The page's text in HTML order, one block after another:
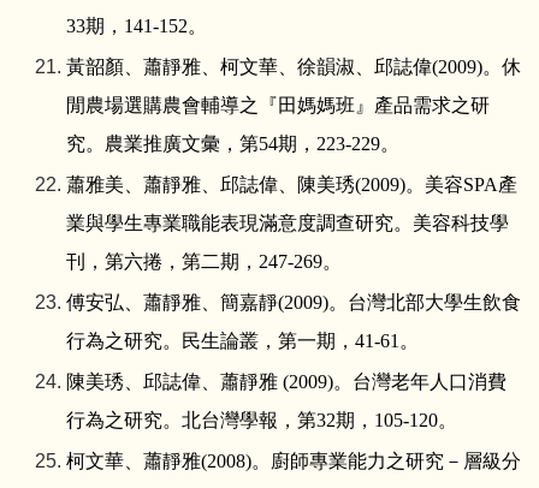
33期， 141-152。
黃韶顏、蕭靜雅、柯文華、徐韻淑、邱誌偉(2009)。休
閒農場選購農會輔導之『田媽媽班』產品需求之研
究。農業推廣文彙，第54期， 223-229。
蕭雅美、蕭靜雅、邱誌偉、陳美琇(2009)。美容SPA產
業與學生專業職能表現滿意度調查研究。美容科技學
刊，第六捲，第二期， 247-269。
傅安弘、蕭靜雅、簡嘉靜(2009)。台灣北部大學生飲食
行為之研究。民生論叢，第一期， 41-61 。
陳美琇、邱誌偉、蕭靜雅 (2009)。台灣老年人口消費
行為之研究。北台灣學報，第32期， 105-120。
柯文華、蕭靜雅(2008)。廚師專業能力之研究－層級分